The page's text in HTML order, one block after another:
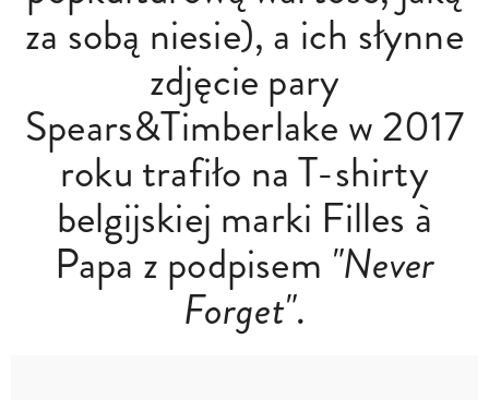
za sobą niesie), a ich słynne
zdjęcie pary
Spears&Timberlake w 2017
roku trafiło na T-shirty
belgijskiej marki Filles à
Papa z podpisem "Never
Forget".